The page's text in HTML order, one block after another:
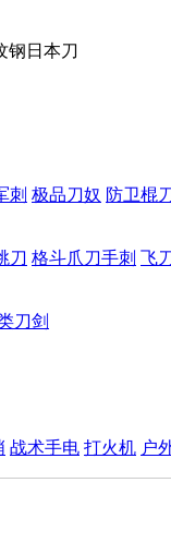
钢日本刀
刺 极品刀奴 防卫棍
刀 格斗爪刀手刺 飞
刀剑
战术手电 打火机 户